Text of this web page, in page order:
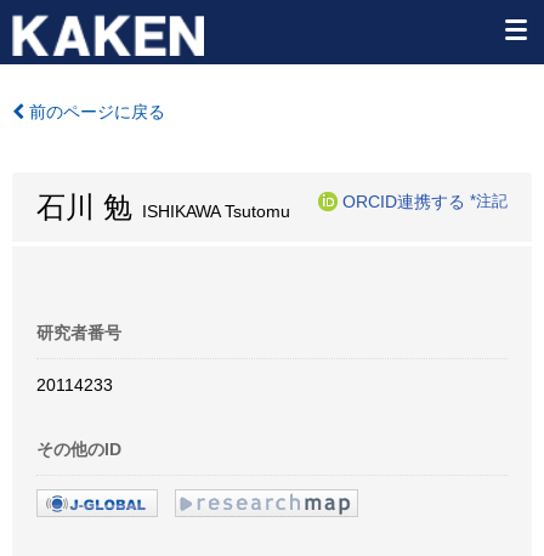
前のページに戻る
石川 勉 ISHIKAWA Tsutomu
ORCID連携する *注記
研究者番号
20114233
その他のID